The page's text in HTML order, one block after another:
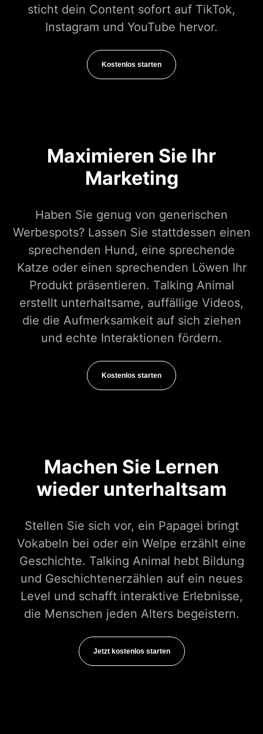
sticht dein Content sofort auf TikTok,
Instagram und YouTube hervor.
Kostenlos starten
Maximieren Sie Ihr
Marketing
Haben Sie genug von generischen
Werbespots? Lassen Sie stattdessen einen
sprechenden Hund, eine sprechende
Katze oder einen sprechenden Löwen Ihr
Produkt präsentieren. Talking Animal
erstellt unterhaltsame, auffällige Videos,
die die Aufmerksamkeit auf sich ziehen
und echte Interaktionen fördern.
Kostenlos starten
Machen Sie Lernen
wieder unterhaltsam
Stellen Sie sich vor, ein Papagei bringt
Vokabeln bei oder ein Welpe erzählt eine
Geschichte. Talking Animal hebt Bildung
und Geschichtenerzählen auf ein neues
Level und schafft interaktive Erlebnisse,
die Menschen jeden Alters begeistern.
Jetzt kostenlos starten